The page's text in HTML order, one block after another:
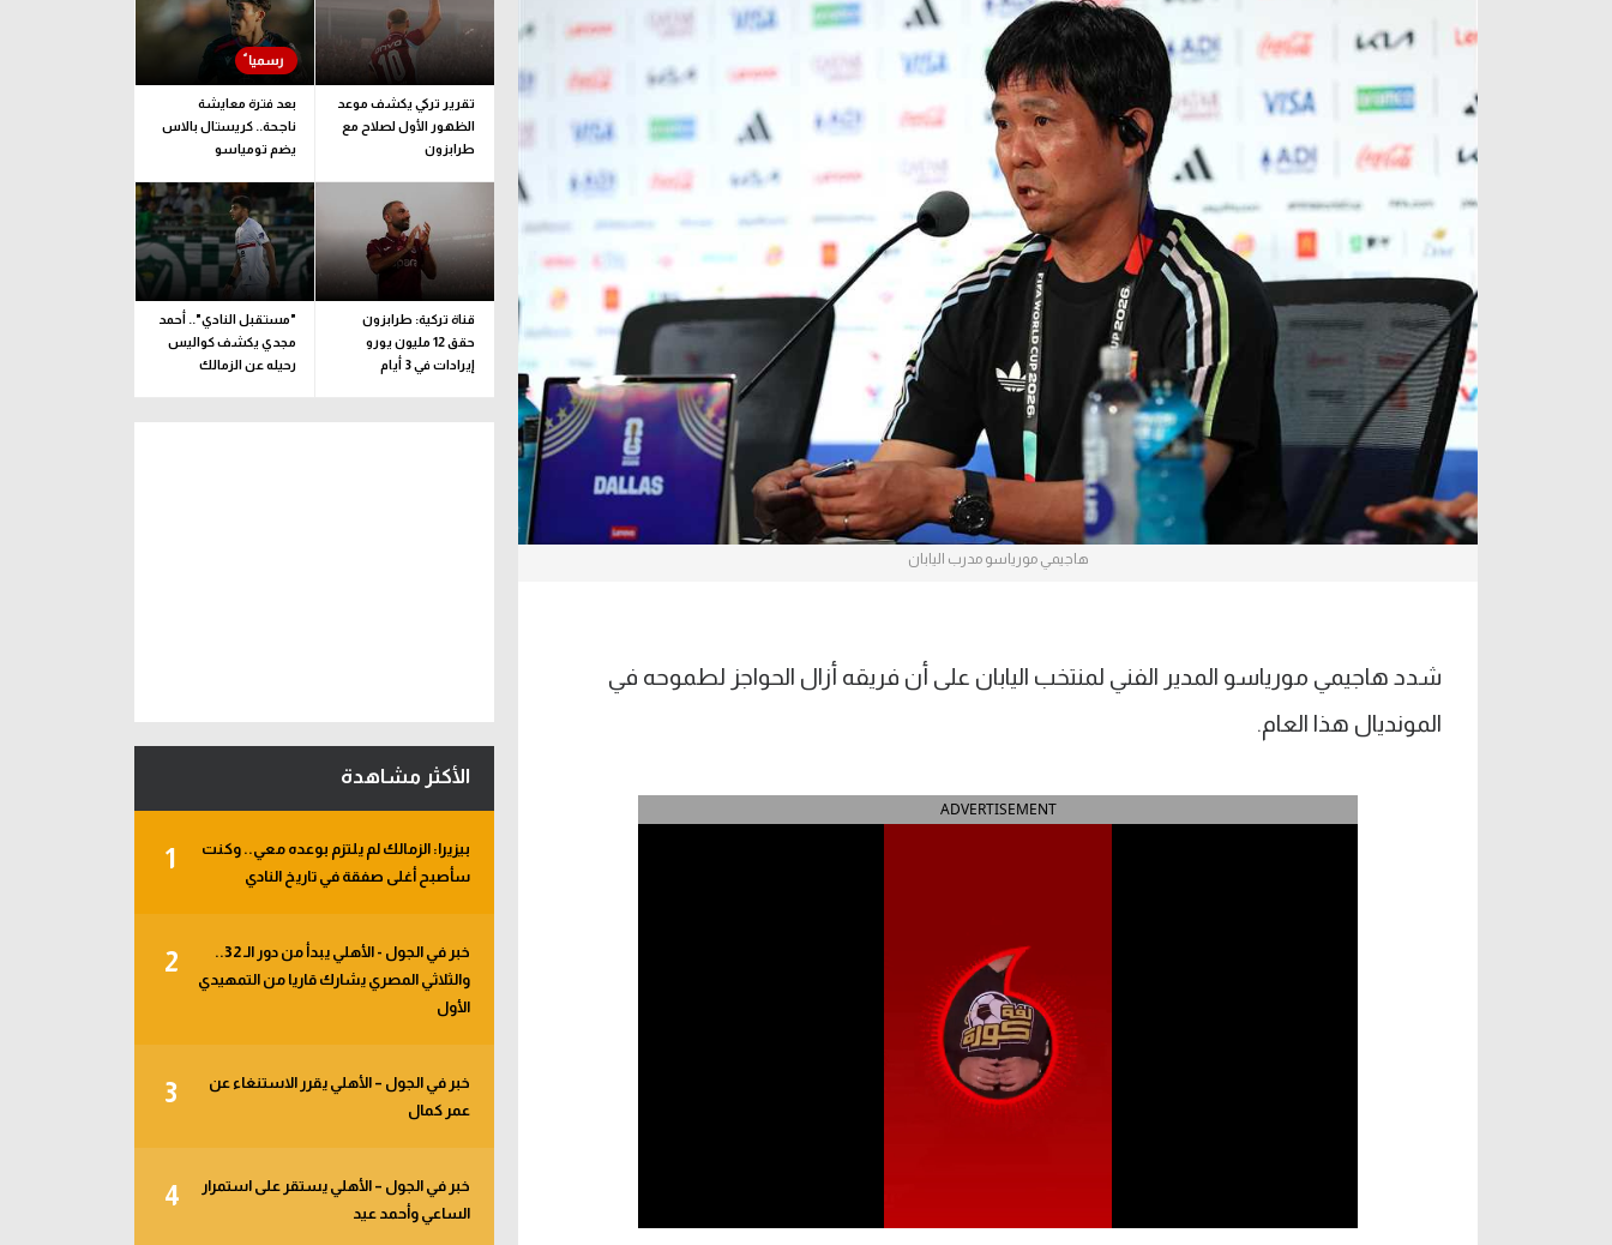
آراء حرة
ركن الألعاب
الدوري السعودي للمحترفين
دوري أبطال أوروبا
دوري أبطال إفريقيا
كل البطولات
دوري أبطال أوروبا
القسم الثاني
رياضات أخرى
هاجيمي مورياسو مدرب اليابان
شدد هاجيمي مورياسو المدير الفني لمنتخب اليابان على أن فريقه أزال الحواجز لطموحه في
المونديال هذا العام.
ADVERTISEMENT
تقرير تركي يكشف موعد
الظهور الأول لصلاح مع
طرابزون
بعد فترة معايشة
ناجحة.. كريستال بالاس
يضم تومياسو
قناة تركية: طرابزون
حقق 12 مليون يورو
إيرادات في 3 أيام
"مستقبل النادي".. أحمد
مجدي يكشف كواليس
رحيله عن الزمالك
الأكثر مشاهدة
1
بيزيرا: الزمالك لم يلتزم بوعده معي.. وكنت
سأصبح أغلى صفقة في تاريخ النادي
2
خبر في الجول - الأهلي يبدأ من دور الـ 32..
والثلاثي المصري يشارك قاريا من التمهيدي
الأول
3
خبر في الجول – الأهلي يقرر الاستنغاء عن
عمر كمال
4
خبر في الجول – الأهلي يستقر على استمرار
الساعي وأحمد عيد